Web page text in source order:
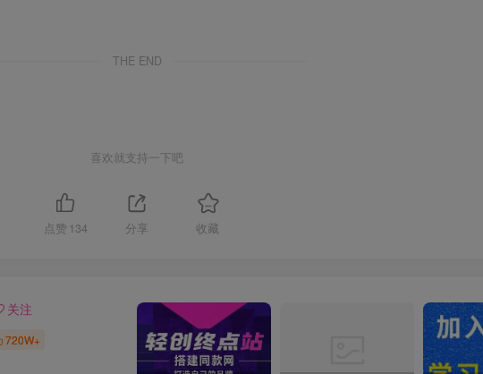
THE END
喜欢就支持一下吧
点赞 134 分享 收藏
关注
720W+